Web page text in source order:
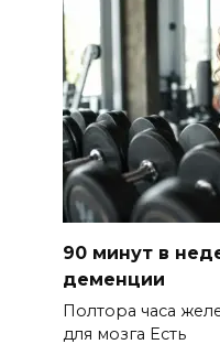
90 минут в
деменции
Полтора часа
для мозга Есть